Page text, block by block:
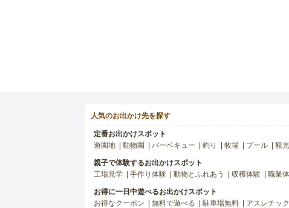
人気のお出かけ先を探す
定番お出かけスポット
遊園地
動物園 バーベキュー 釣り 牧場 プール 観光
親子で体験するお出かけスポット
工場見学
手作り体験 動物とふれあう 収穫体験 職業
お得に一日中遊べるお出かけスポット
お得なクーポン
無料で遊べる 駐車場無料 アスレチック